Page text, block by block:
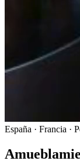
España · Francia ·